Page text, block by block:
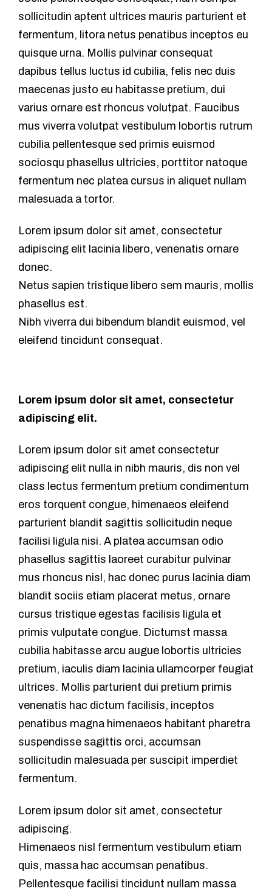
sollicitudin aptent ultrices mauris parturient et
fermentum, litora netus penatibus inceptos eu
quisque urna. Mollis pulvinar consequat
dapibus tellus luctus id cubilia, felis nec duis
maecenas justo eu habitasse pretium, dui
varius ornare est rhoncus volutpat. Faucibus
mus viverra volutpat vestibulum lobortis rutrum
cubilia pellentesque sed primis euismod
sociosqu phasellus ultricies, porttitor natoque
fermentum nec platea cursus in aliquet nullam
malesuada a tortor.
Lorem ipsum dolor sit amet, consectetur
adipiscing elit lacinia libero, venenatis ornare
donec.
Netus sapien tristique libero sem mauris, mollis
phasellus est.
Nibh viverra dui bibendum blandit euismod, vel
eleifend tincidunt consequat.
Lorem ipsum dolor sit amet, consectetur
adipiscing elit.
Lorem ipsum dolor sit amet consectetur
adipiscing elit nulla in nibh mauris, dis non vel
class lectus fermentum pretium condimentum
eros torquent congue, himenaeos eleifend
parturient blandit sagittis sollicitudin neque
facilisi ligula nisi. A platea accumsan odio
phasellus sagittis laoreet curabitur pulvinar
mus rhoncus nisl, hac donec purus lacinia diam
blandit sociis etiam placerat metus, ornare
cursus tristique egestas facilisis ligula et
primis vulputate congue. Dictumst massa
cubilia habitasse arcu augue lobortis ultricies
pretium, iaculis diam lacinia ullamcorper feugiat
ultrices. Mollis parturient dui pretium primis
venenatis hac dictum facilisis, inceptos
penatibus magna himenaeos habitant pharetra
suspendisse sagittis orci, accumsan
sollicitudin malesuada per suscipit imperdiet
fermentum.
Lorem ipsum dolor sit amet, consectetur
adipiscing.
Himenaeos nisl fermentum vestibulum etiam
quis, massa hac accumsan penatibus.
Pellentesque facilisi tincidunt nullam massa